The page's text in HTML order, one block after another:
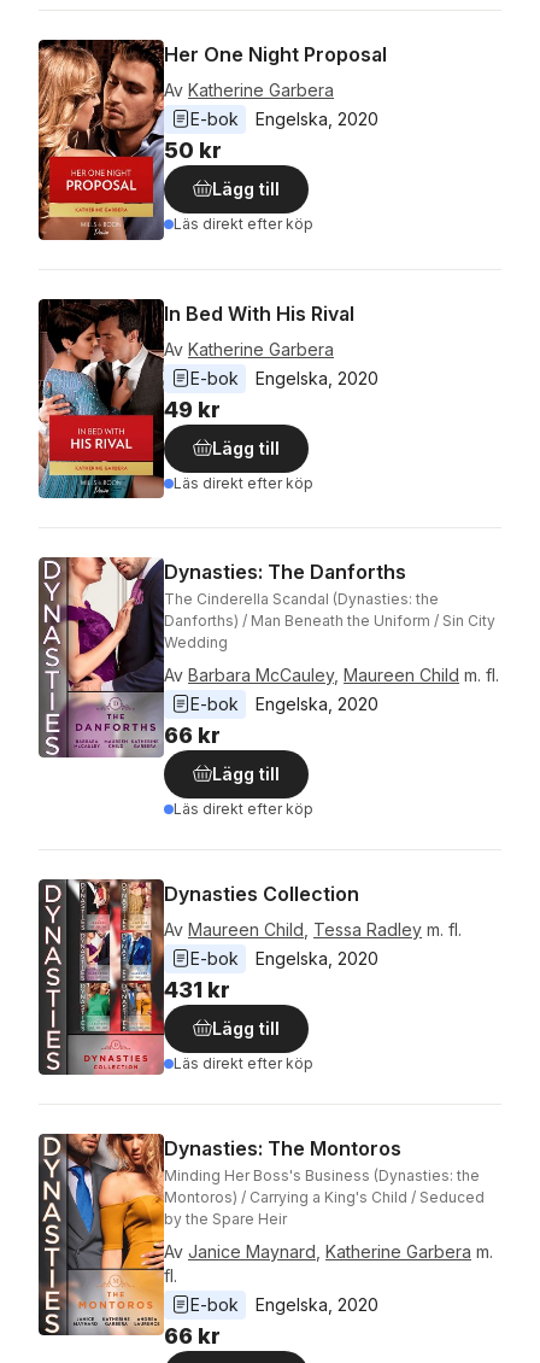
Her One Night Proposal
Av Katherine Garbera
E-bok
Engelska 2020
50 kr
Lägg till
Läs direkt efter köp
In Bed With His Rival
Av Katherine Garbera
E-bok
Engelska 2020
49 kr
Lägg till
Läs direkt efter köp
Dynasties: The Danforths
The Cinderella Scandal (Dynasties: the
Danforths) / Man Beneath the Uniform / Sin City
Wedding
Av Barbara McCauley, Maureen Child m. fl.
E-bok
Engelska 2020
66 kr
Lägg till
Läs direkt efter köp
Dynasties Collection
Av Maureen Child Tessa Radley m. fl.
E-bok
Engelska 2020
431 kr
Lägg till
Läs direkt efter köp
Dynasties: The Montoros
Minding Her Boss's Business (Dynasties: the
Montoros) / Carrying a King's Child / Seduced
by the Spare Heir
Av Janice Maynard Katherine Garbera m.
fl.
E-bok
Engelska 2020
66 kr